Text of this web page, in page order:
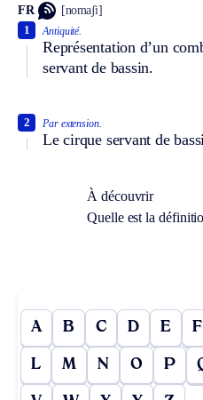
FR [nomaʃi]
Antiquité.
Représentation d’un
servant de bassin.
1
Par extension.
Le cirque servant de
2
À découvrir
Quelle est la
A B C D E F
L M N O P